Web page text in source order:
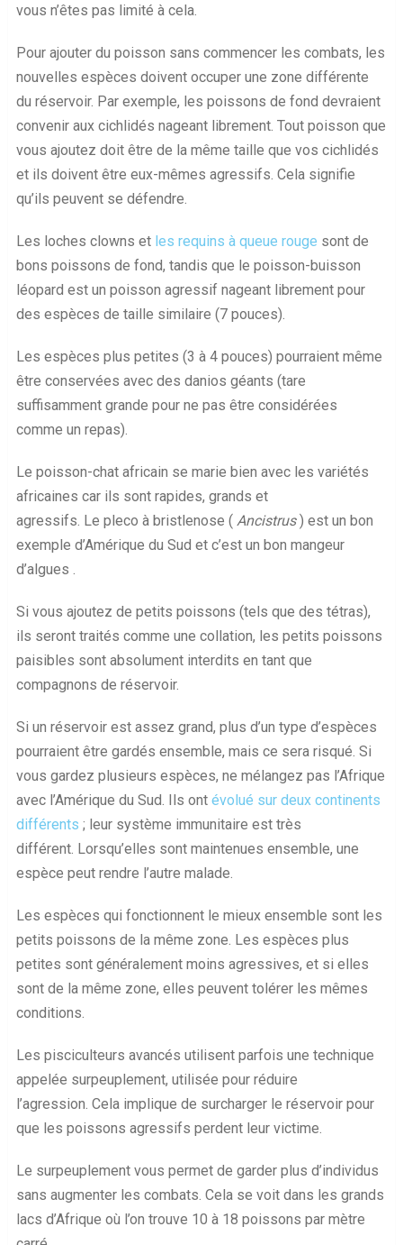
vous n’êtes pas limité à cela.
Pour ajouter du poisson sans commencer les combats, les
nouvelles espèces doivent occuper une zone différente
du réservoir. Par exemple, les poissons de fond devraient
convenir aux cichlidés nageant librement. Tout poisson que
vous ajoutez doit être de la même taille que vos cichlidés
et ils doivent être eux-mêmes agressifs. Cela signifie
qu’ils peuvent se défendre.
Les loches clowns et les requins à queue rouge sont de
bons poissons de fond, tandis que le poisson-buisson
léopard est un poisson agressif nageant librement pour
des espèces de taille similaire (7 pouces).
Les espèces plus petites (3 à 4 pouces) pourraient même
être conservées avec des danios géants (tare
suffisamment grande pour ne pas être considérées
comme un repas).
Le poisson-chat africain se marie bien avec les variétés
africaines car ils sont rapides, grands et
agressifs. Le pleco à bristlenose ( Ancistrus) est un bon
exemple d’Amérique du Sud et c’est un bon mangeur
d’algues .
Si vous ajoutez de petits poissons (tels que des tétras),
ils seront traités comme une collation, les petits poissons
paisibles sont absolument interdits en tant que
compagnons de réservoir.
Si un réservoir est assez grand, plus d’un type d’espèces
pourraient être gardés ensemble, mais ce sera risqué. Si
vous gardez plusieurs espèces, ne mélangez pas l’Afrique
avec l’Amérique du Sud. Ils ont évolué sur deux continents
différents ; leur système immunitaire est très
différent. Lorsqu’elles sont maintenues ensemble, une
espèce peut rendre l’autre malade.
Les espèces qui fonctionnent le mieux ensemble sont les
petits poissons de la même zone. Les espèces plus
petites sont généralement moins agressives, et si elles
sont de la même zone, elles peuvent tolérer les mêmes
conditions.
Les pisciculteurs avancés utilisent parfois une technique
appelée surpeuplement, utilisée pour réduire
l’agression. Cela implique de surcharger le réservoir pour
que les poissons agressifs perdent leur victime.
Le surpeuplement vous permet de garder plus d’individus
sans augmenter les combats. Cela se voit dans les grands
lacs d’Afrique où l’on trouve 10 à 18 poissons par mètre